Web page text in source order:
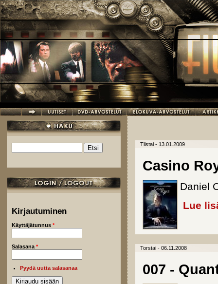
Hyppää pääsisältöön
Hakulomake
Kirjautuminen
Käyttäjätunnus *
Salasana *
Pyydä uutta salasanaa
Tiistai - 13.01.2009
Casino
Daniel
Lue
Torstai - 06.11.2008
007 -